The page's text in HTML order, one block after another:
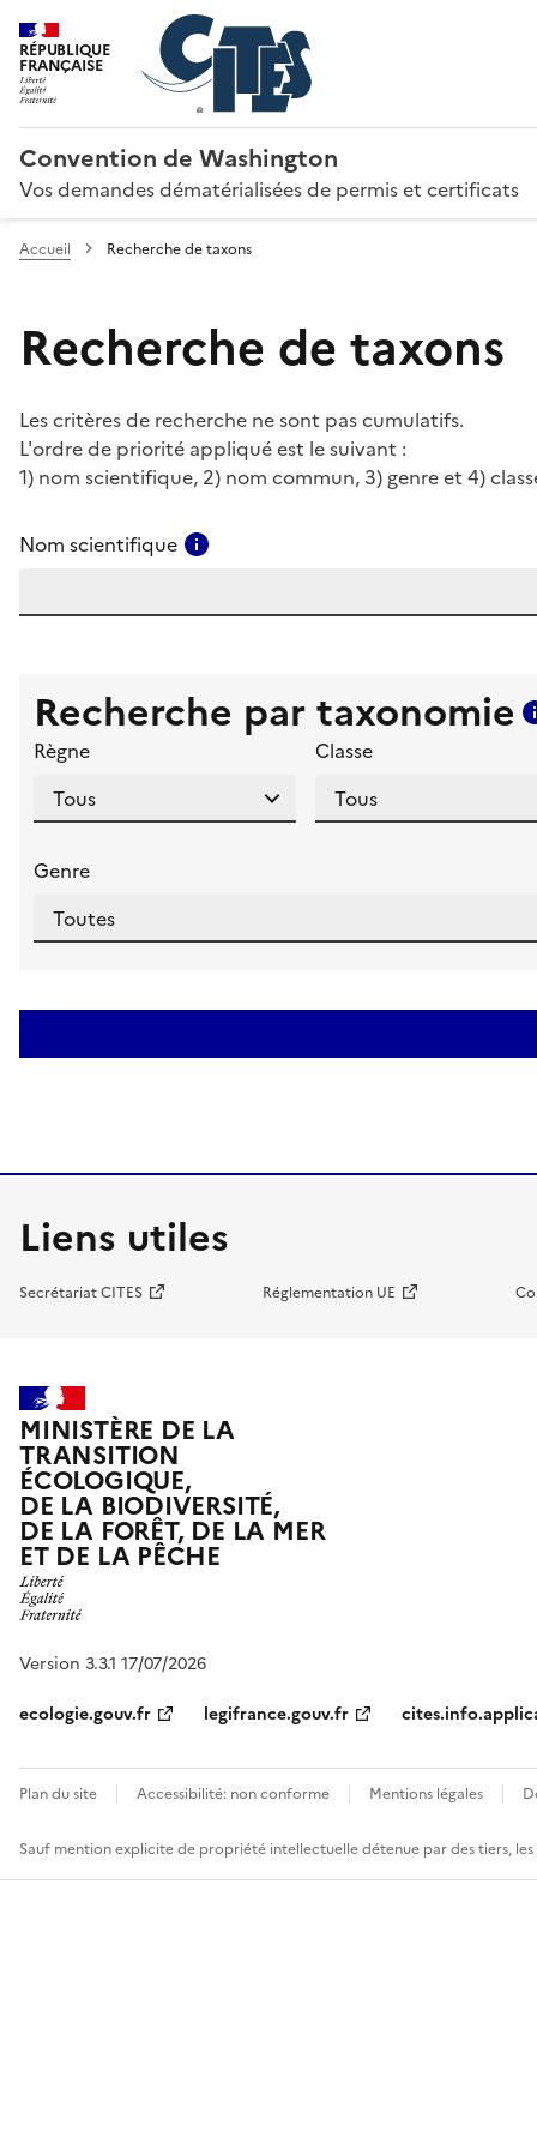
RÉPUBLIQUE
FRANÇAISE
Convention de Washington
Vos demandes dématérialisées de permis et certificats
Accueil Recherche de taxons
Recherche de taxons
Les critères de recherche ne sont pas cumulatifs.
L'ordre de priorité appliqué est le suivant :
1) nom scientifique, 2) nom commun, 3) genre et 4)
Nom scientifique
Recherche par taxonomie
Règne Classe
Genre
Liens utiles
Secrétariat CITES Réglementation UE
MINISTÈRE DE LA
TRANSITION
ÉCOLOGIQUE,
DE LA BIODIVERSITÉ,
DE LA FORÊT, DE LA MER
ET DE LA PÊCHE
Version 3.3.1 17/07/2026
ecologie.gouv.fr
legifrance.gouv.fr
Plan du site Accessibilité: non conforme Mentions légales
Sauf mention explicite de propriété intellectuelle détenue par des tiers,